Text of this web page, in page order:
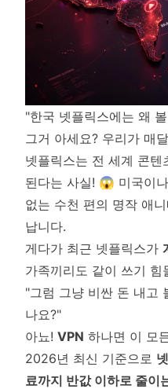
"한국 넷플릭스에는 왜
그거 아세요? 우리가 매
넷플릭스는 전 세계 콘
된다는 사실! 😱 미국이
없는 수천 편의 명작 애
납니다.
게다가 최근 넷플릭스가
가족끼리도 같이 쓰기 힘
"그럼 그냥 비싼 돈 내고
나요?"
아뇨! VPN 하나면 이 모
2026년 최신 기준으로
료까지 반값 이하로 줄이